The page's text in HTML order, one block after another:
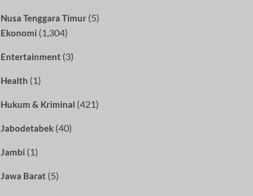
Nusa Tenggara Timur(5)
Ekonomi (1,304)
Entertainment(3)
Health (1)
Hukum & Kriminal (421)
Jabodetabek(40)
Jambi (1)
Jawa Barat(5)